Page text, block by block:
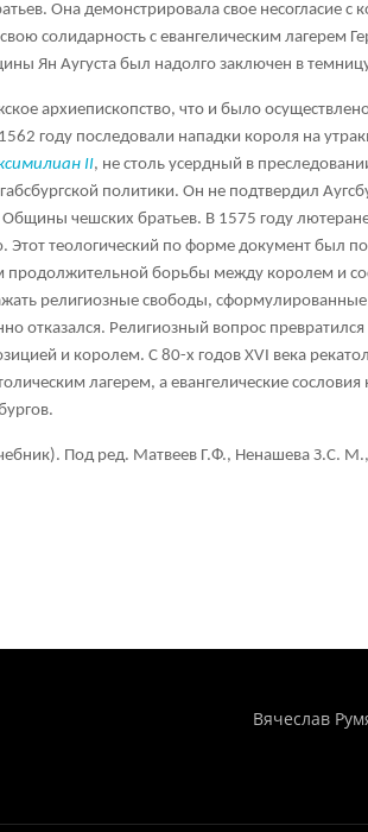
Она демонстрировала свое несогласие с
солидарность с евангелическим лагерем
Ян Аугуста был надолго заключен в
архиепископство, что и было
году последовали нападки короля на
II, не столь усердный в
политики. Он не подтвердил
чешских братьев. В 1575 году
теологический по форме документ был
продолжительной борьбы между королем и
религиозные свободы,
отказался. Религиозный вопрос превратился
и королем. С 80-х годов XVI века
лагерем, а евангелические сословия
Под ред. Матвеев Г.Ф., Ненашева З.С.
Вячеслав